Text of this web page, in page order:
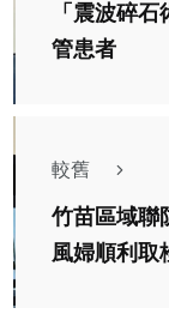
「震波碎
管患者
較舊
竹苗區域聯
風婦順利取